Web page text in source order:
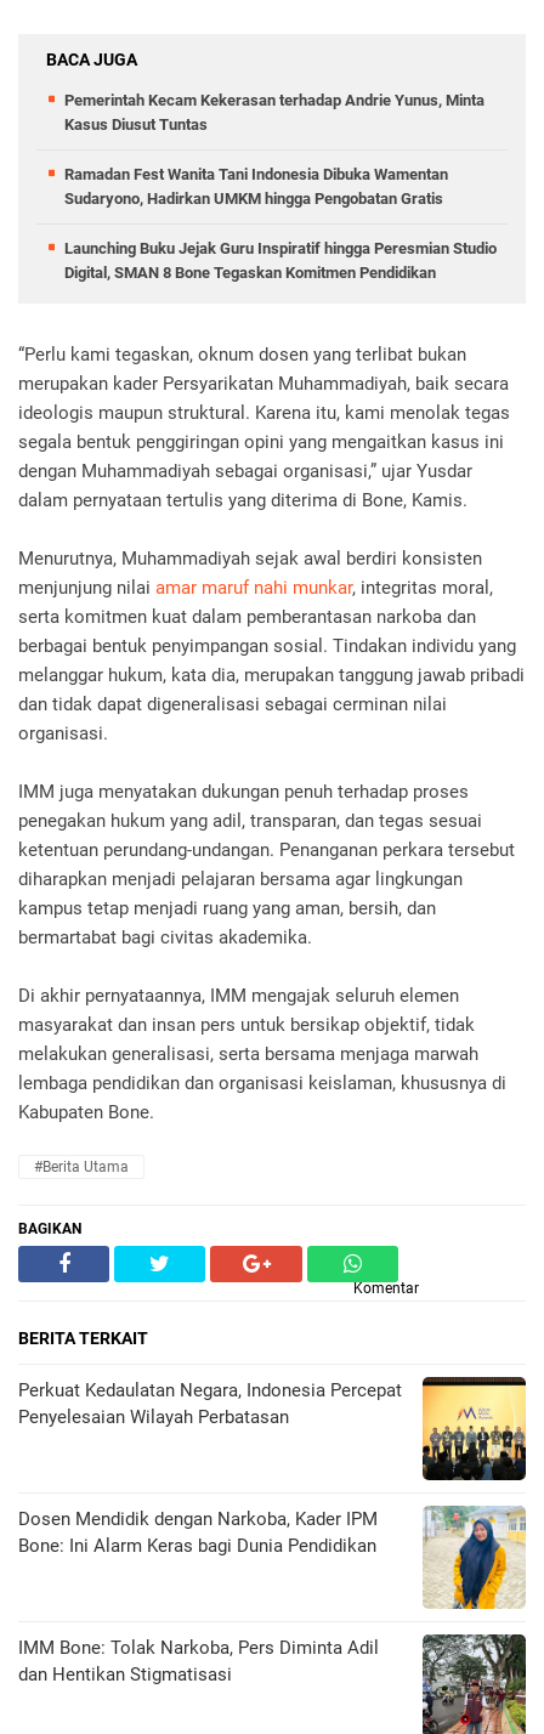
BACA JUGA
Pemerintah Kecam Kekerasan terhadap Andrie Yunus, Minta
Kasus Diusut Tuntas
Ramadan Fest Wanita Tani Indonesia Dibuka Wamentan
Sudaryono, Hadirkan UMKM hingga Pengobatan Gratis
Launching Buku Jejak Guru Inspiratif hingga Peresmian Studio
Digital, SMAN 8 Bone Tegaskan Komitmen Pendidikan
“Perlu kami tegaskan, oknum dosen yang terlibat bukan
merupakan kader Persyarikatan Muhammadiyah, baik secara
ideologis maupun struktural. Karena itu, kami menolak tegas
segala bentuk penggiringan opini yang mengaitkan kasus ini
dengan Muhammadiyah sebagai organisasi,” ujar Yusdar
dalam pernyataan tertulis yang diterima di Bone, Kamis.
Menurutnya, Muhammadiyah sejak awal berdiri konsisten
menjunjung nilai amar maruf nahi munkar, integritas moral,
serta komitmen kuat dalam pemberantasan narkoba dan
berbagai bentuk penyimpangan sosial. Tindakan individu yang
melanggar hukum, kata dia, merupakan tanggung jawab pribadi
dan tidak dapat digeneralisasi sebagai cerminan nilai
organisasi.
IMM juga menyatakan dukungan penuh terhadap proses
penegakan hukum yang adil, transparan, dan tegas sesuai
ketentuan perundang-undangan. Penanganan perkara tersebut
diharapkan menjadi pelajaran bersama agar lingkungan
kampus tetap menjadi ruang yang aman, bersih, dan
bermartabat bagi civitas akademika.
Di akhir pernyataannya, IMM mengajak seluruh elemen
masyarakat dan insan pers untuk bersikap objektif, tidak
melakukan generalisasi, serta bersama menjaga marwah
lembaga pendidikan dan organisasi keislaman, khususnya di
Kabupaten Bone.
#berita Utama
BAGIKAN
Komentar
BERITA TERKAIT
Perkuat Kedaulatan Negara, Indonesia Percepat
Penyelesaian Wilayah Perbatasan
Dosen Mendidik dengan Narkoba, Kader IPM
Bone: Ini Alarm Keras bagi Dunia Pendidikan
IMM Bone: Tolak Narkoba, Pers Diminta Adil
dan Hentikan Stigmatisasi